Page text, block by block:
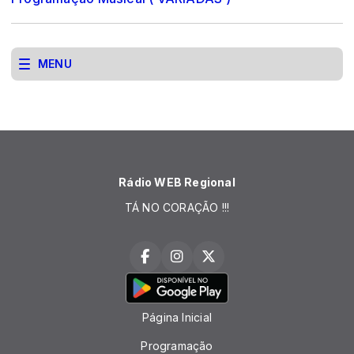
MENU
Rádio WEB Regional
TÁ NO CORAÇÃO !!!
Página Inicial
Programação